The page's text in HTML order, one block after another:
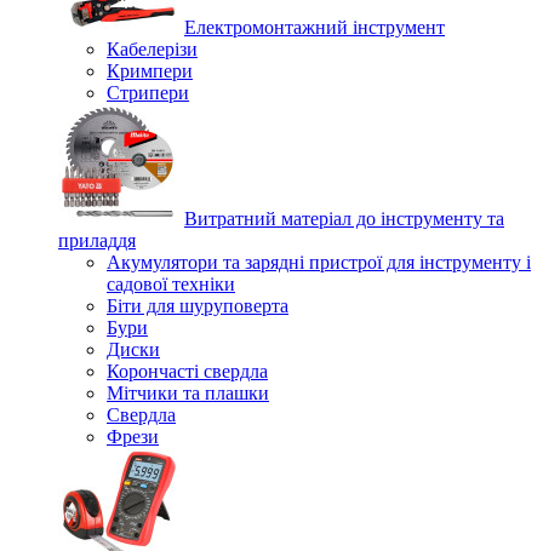
Електромонтажний інструмент
Кабелерізи
Кримпери
Стрипери
Витратний матеріал до інструменту та
приладдя
Акумулятори та зарядні пристрої для інструменту і
садової техніки
Біти для шуруповерта
Бури
Диски
Корончасті свердла
Мітчики та плашки
Свердла
Фрези